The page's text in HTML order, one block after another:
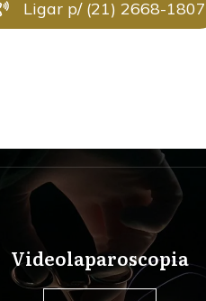
Ligar p/ (21) 2668-1807
Videolaparoscopia